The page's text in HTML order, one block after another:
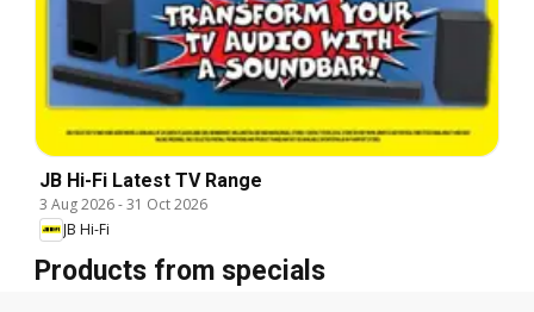
JB Hi-Fi Latest TV Range
3 Aug 2026-31 Oct 2026
JB Hi-Fi
Products from specials